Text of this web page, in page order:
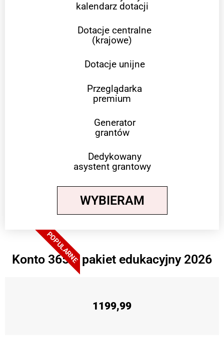
kalendarz dotacji
Dotacje centralne
(krajowe)
Dotacje unijne
Przeglądarka
premium
Generator
grantów
Dedykowany
asystent grantowy
WYBIERAM
POPULARNE
Konto 365 + pakiet edukacyjny 2026
1199,99